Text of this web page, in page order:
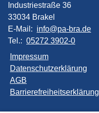
Industriestraße 36
33034 Brakel
E-Mail: info@pa-bra.de
Tel.: 05272 3902-0
Impressum
Datenschutzerklärung
AGB
Barrierefreiheitserklärung